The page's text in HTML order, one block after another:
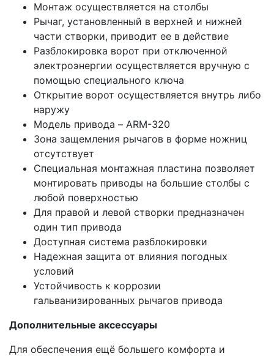
Монтаж осуществляется на столбы
Рычаг, установленный в верхней и нижней
части створки, приводит ее в действие
Разблокировка ворот при отключенной
электроэнергии осуществляется вручную с
помощью специального ключа
Открытие ворот осуществляется внутрь либо
наружу
Модель привода – ARM-320
Зона защемления рычагов в форме ножниц
отсутствует
Специальная монтажная пластина позволяет
монтировать приводы на большие столбы с
любой поверхностью
Для правой и левой створки предназначен
один тип привода
Доступная система разблокировки
Надежная защита от влияния погодных
условий
Устойчивость к коррозии
гальванизированных рычагов привода
Дополнительные аксессуары
Для обеспечения ещё большего комфорта и